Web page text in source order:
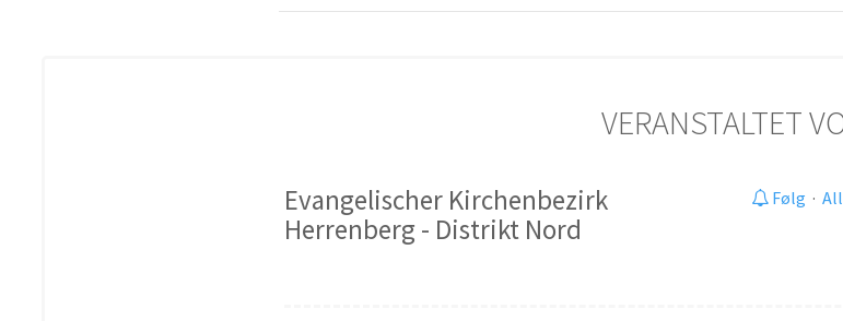
VERANSTALTET
Evangelischer Kirchenbezirk
Herrenberg - Distrikt Nord
Følg ·